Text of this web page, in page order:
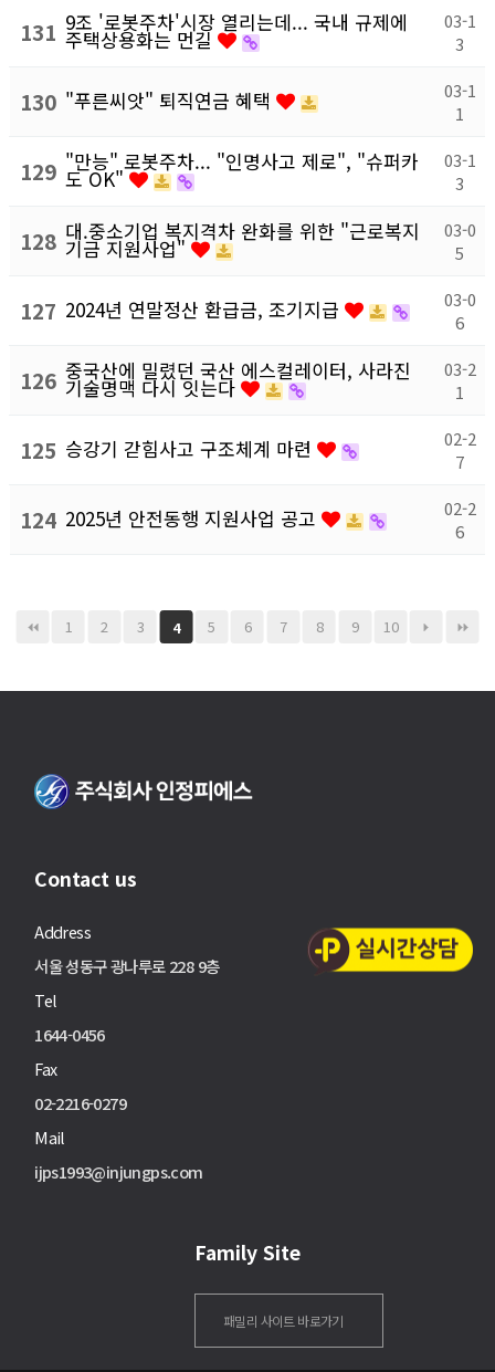
131 9조 '로봇주차'시장 열리는데... 국내 규제에
주택상용화는 먼길
03-1
3
130 "푸른씨앗" 퇴직연금 혜택
03-1
1
129 "만능" 로봇주차... "인명사고 제로", "슈퍼카
도 OK"
03-1
3
128 대.중소기업 복지격차 완화를 위한 "근로복지
기금 지원사업"
03-0
5
127 2024년 연말정산 환급금, 조기지급
03-0
6
126 중국산에 밀렸던 국산 에스컬레이터, 사라진
기술명맥 다시 잇는다
03-2
1
125 승강기 갇힘사고 구조체계 마련
02-2
7
124 2025년 안전동행 지원사업 공고
02-2
6
1 2 3 4 5 6 7 8 9 10
Contact us
Address
서울 성동구 광나루로 228 9층
Tel
1644-0456
Fax
02-2216-0279
Mail
ijps1993@injungps.com
Family Site
패밀리 사이트 바로가기